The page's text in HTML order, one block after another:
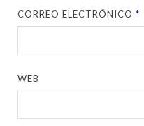
CORREO ELECTRÓNICO*
WEB